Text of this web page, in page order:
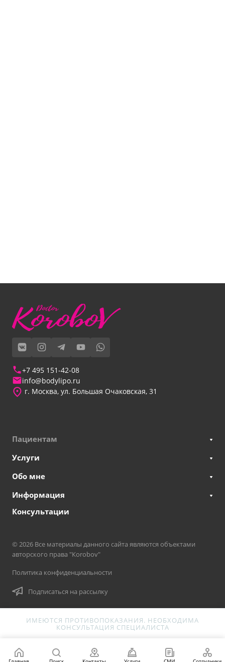
+7 495 151-42-08
info@bodylipo.ru
г. Москва, ул. Большая Очаковская, 31
Пациентам
Услуги
Обо мне
Информация
Консультации
© 2026 Все материалы данного сайта являются объектами
авторского права "Кorobov"
Политика конфиденциальности
Подписаться на рассылку
ИМЕЮТСЯ ПРОТИВОПОКАЗАНИЯ. НЕОБХОДИМА
КОНСУЛЬТАЦИЯ СПЕЦИАЛИСТА